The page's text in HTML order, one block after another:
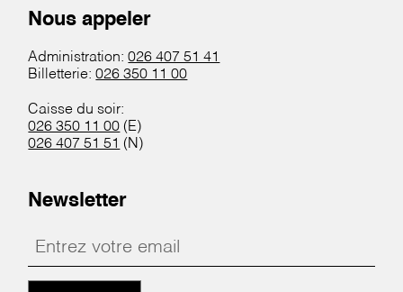
Nous appeler
Administration:026 407 51 41
Billetterie:026 350 11 00
Caisse du soir:
026 350 11 00 (E)
026 407 51 51 (N)
Newsletter